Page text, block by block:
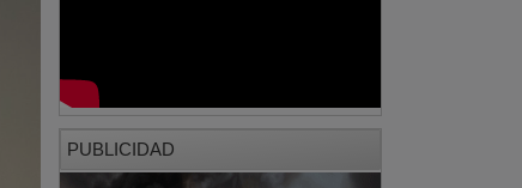
PUBLICIDAD